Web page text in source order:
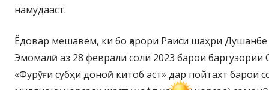
намудааст.
Ёдовар мешавем, ки бо қарори Раиси шаҳри
Эмомалӣ аз 28 феврали соли 2023 барои
«Фурӯғи субҳи доноӣ китоб аст» дар пойтахт барои